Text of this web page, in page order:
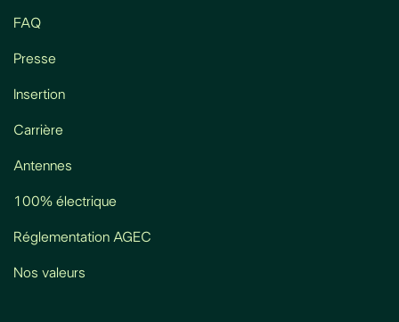
FAQ
Presse
Insertion
Carrière
Antennes
100% électrique
Réglementation AGEC
Nos valeurs